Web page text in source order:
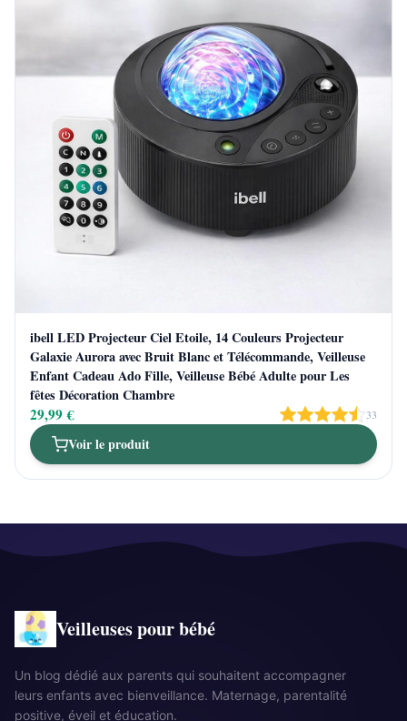
ibell LED Projecteur Ciel Etoile, 14 Couleurs Projecteur
Galaxie Aurora avec Bruit Blanc et Télécommande, Veilleuse
Enfant Cadeau Ado Fille, Veilleuse Bébé Adulte pour Les
fêtes Décoration Chambre
29,99 € 33
Voir le produit
Veilleuses pour bébé
Un blog dédié aux parents qui souhaitent accompagner
leurs enfants avec bienveillance. Maternage, parentalité
positive, éveil et éducation.